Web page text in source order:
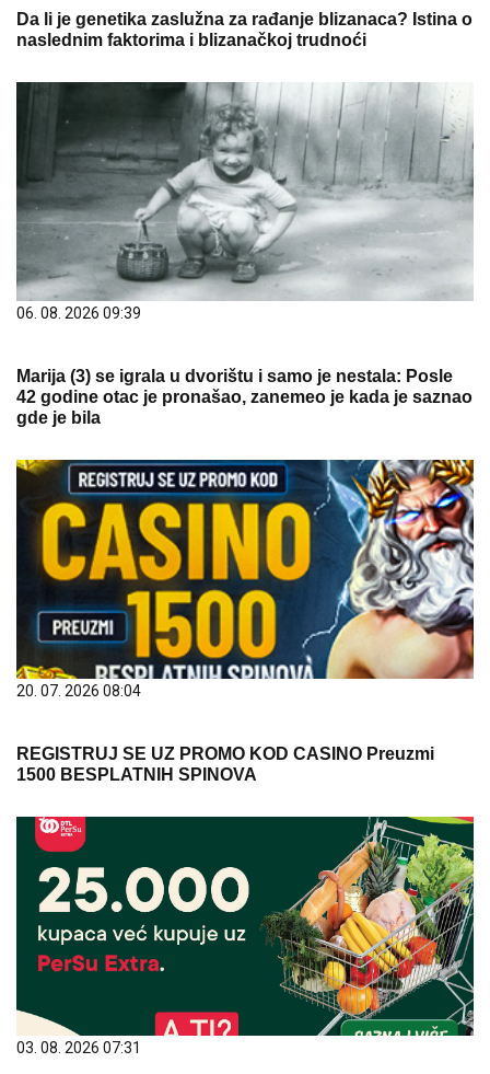
Da li je genetika zaslužna za rađanje blizanaca? Istina o
naslednim faktorima i blizanačkoj trudnoći
06. 08. 2026 09:39
Marija (3) se igrala u dvorištu i samo je nestala: Posle
42 godine otac je pronašao, zanemeo je kada je saznao
gde je bila
20. 07. 2026 08:04
REGISTRUJ SE UZ PROMO KOD CASINO Preuzmi
1500 BESPLATNIH SPINOVA
03. 08. 2026 07:31